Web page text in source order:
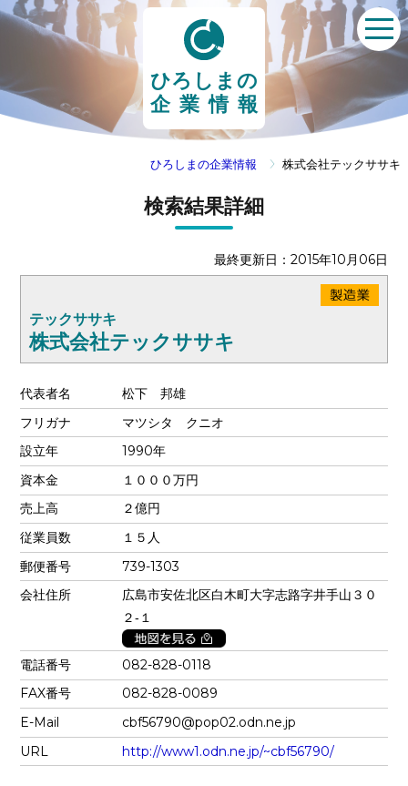
ひろしまの
企業情報
ひろしまの企業情報 株式会社テックササキ
検索結果詳細
最終更新日：2015年10月06日
テックササキ
株式会社テックササキ
代表者名
松下 邦雄
フリガナ
マツシタ クニオ
設立年
1990年
資本金
１０００万円
売上高
２億円
従業員数
１５人
郵便番号
739-1303
会社住所
広島市安佐北区白木町大字志路字井手山３０
２‐１
電話番号
082-828-0118
FAX番号
082-828-0089
E-Mail
cbf56790@pop02.odn.ne.jp
URL
http://www1.odn.ne.jp/~cbf56790/